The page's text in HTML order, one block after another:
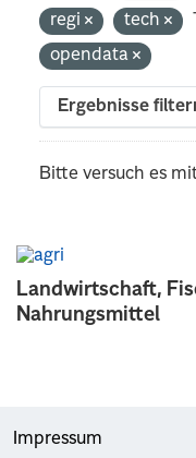
Landwirtschaft,
Nahrungsmittel
regi
tech
opendata
Ergebnisse
Bitte versuch es
Impressum